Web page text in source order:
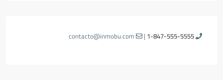
1-847-555-5555
|